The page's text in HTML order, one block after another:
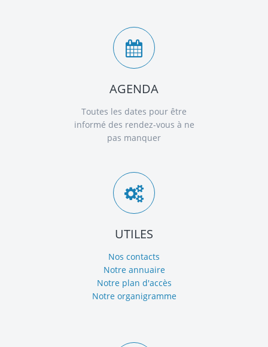
AGENDA
Toutes les dates pour être
informé des rendez-vous à ne
pas manquer
UTILES
Nos contacts
Notre annuaire
Notre plan d'accès
Notre organigramme